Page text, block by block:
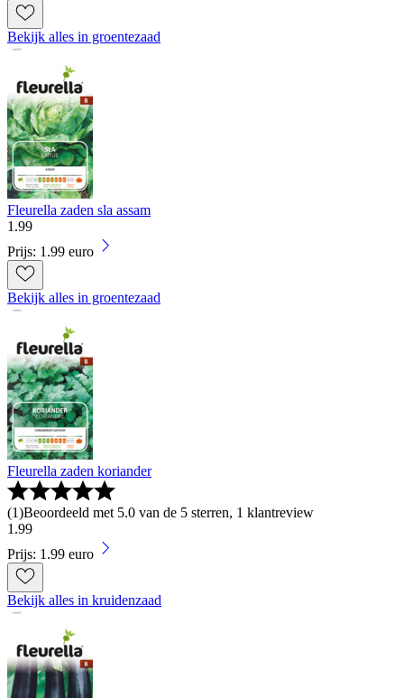
Bekijk alles in groentezaad
Fleurella zaden sla assam
1 .99
Prijs: 1.99 euro
Bekijk alles in groentezaad
Fleurella zaden koriander
(1)Beoordeeld met 5.0 van de 5 sterren, 1 klantreview
1 .99
Prijs: 1.99 euro
Bekijk alles in kruidenzaad